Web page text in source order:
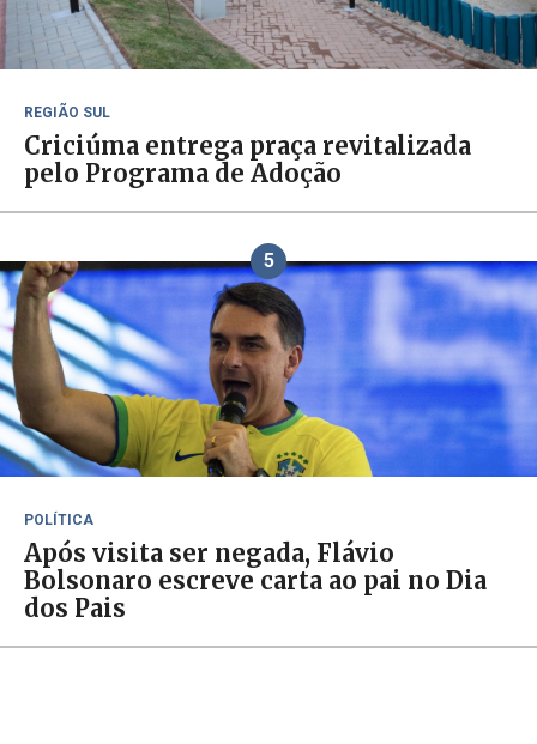
REGIÃO SUL
Criciúma entrega praça revitalizada
pelo Programa de Adoção
5
POLÍTICA
Após visita ser negada, Flávio
Bolsonaro escreve carta ao pai no Dia
dos Pais